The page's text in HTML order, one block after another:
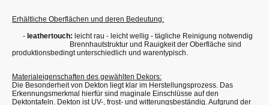
Erhältliche Oberflächen und deren Bedeutung:
- leathertouch: leicht rau - leicht wellig - tägliche Reinigung notwendig
Brennhautstruktur und Rauigkeit der Oberfläche sind
produktionsbedingt unterschiedlich und warentypisch.
Materialeigenschaften des gewählten Dekors:
Die Besonderheit von Dekton liegt klar im Herstellungsprozess. Das
Erkennungsmerkmal hierfür sind maginale Einschlüsse auf den
Dektontafeln. Dekton ist UV-, frost- und witterungsbeständig. Aufgrund der